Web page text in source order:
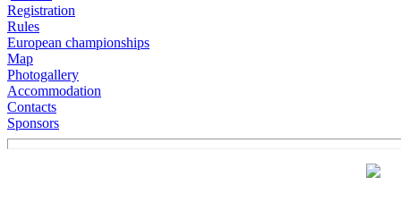
Registration
Rules
European championships
Map
Photogallery
Accommodation
Contacts
Sponsors